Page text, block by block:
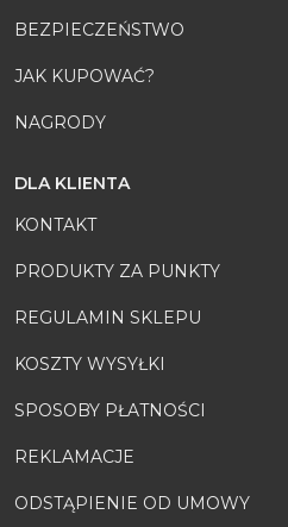
BEZPIECZEŃSTWO
JAK KUPOWAĆ?
NAGRODY
DLA KLIENTA
KONTAKT
PRODUKTY ZA PUNKTY
REGULAMIN SKLEPU
KOSZTY WYSYŁKI
SPOSOBY PŁATNOŚCI
REKLAMACJE
ODSTĄPIENIE OD UMOWY